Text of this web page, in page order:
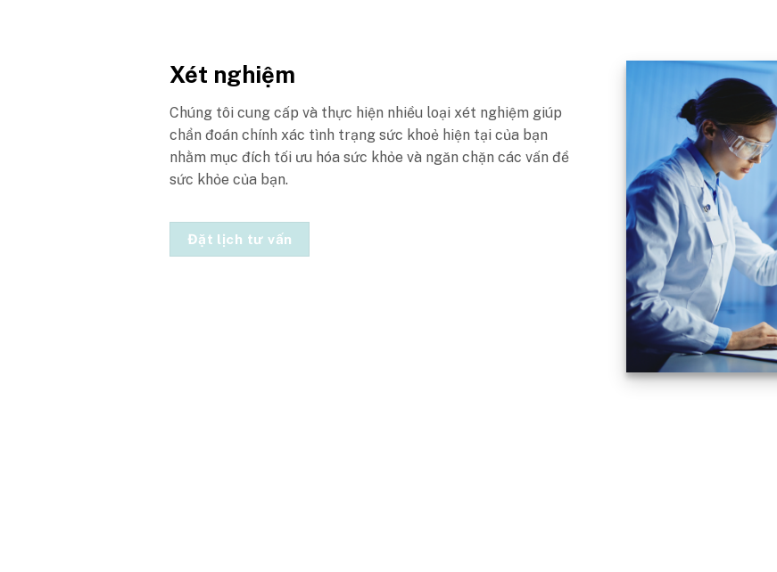
Xét nghiệm
Chúng tôi cung cấp và thực hiện nhiều loại xét nghiệm giúp
chẩn đoán chính xác tình trạng sức khoẻ hiện tại của bạn
nhằm mục đích tối ưu hóa sức khỏe và ngăn chặn các vấn đề
sức khỏe của bạn.
Đặt lịch tư vấn